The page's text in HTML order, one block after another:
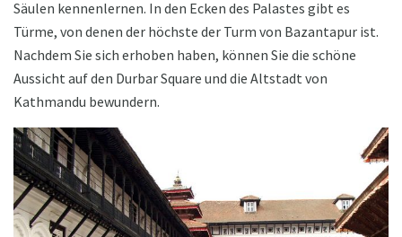
Säulen kennenlernen. In den Ecken des Palastes gibt es
Türme, von denen der höchste der Turm von Bazantapur ist.
Nachdem Sie sich erhoben haben, können Sie die schöne
Aussicht auf den Durbar Square und die Altstadt von
Kathmandu bewundern.